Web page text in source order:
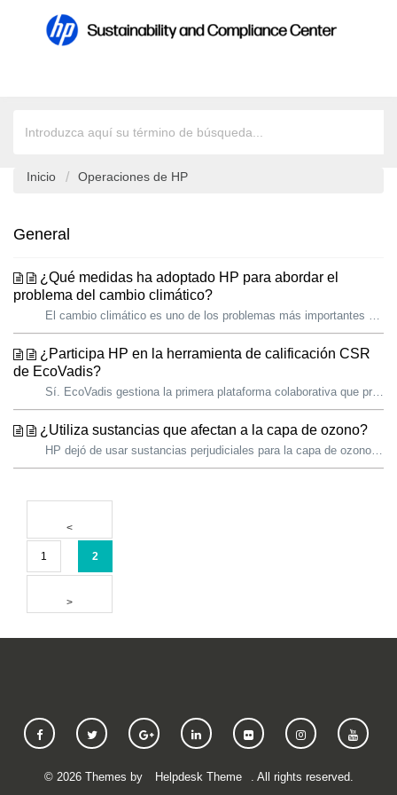
Inicio Operaciones de HP
General
¿Qué medidas ha adoptado HP para abordar el
problema del cambio climático?
El cambio climático es uno de los problemas más importantes y urgentes a los que se enfrentan las empresas y la sociedad actual. La ciencia no deja lugar a...
¿Participa HP en la herramienta de calificación CSR
de EcoVadis?
Sí. EcoVadis gestiona la primera plataforma colaborativa que proporciona calificaciones de sostenibilidad para proveedores de cadenas de suministro globales...
¿Utiliza sustancias que afectan a la capa de ozono?
HP dejó de usar sustancias perjudiciales para la capa de ozono (ODS) en todas las operaciones de fabricación en 1993. Las instalaciones de HP utilizan sust...
1 2
© 2026Themes by Helpdesk Theme . All rights reserved.